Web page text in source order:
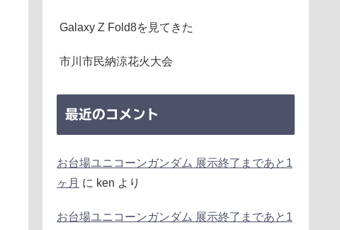
Galaxy Z Fold8を見てきた
市川市民納涼花火大会
最近のコメント
お台場ユニコーンガンダム 展示終了まであと1
ヶ月 に ken より
お台場ユニコーンガンダム 展示終了まであと1